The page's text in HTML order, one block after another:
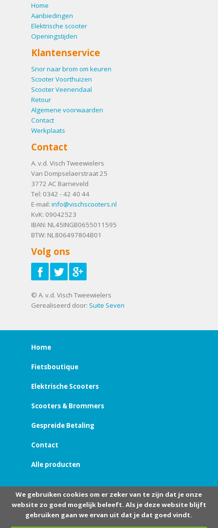
Home
Aanbiedingen
Elektrische scooter
Openingstijden
Klantenservice
Snor naar brom om keuren
Scooter Voorthuizen
Scooter Veenendaal
Retour
Algemene voorwaarden
Contact
Werkplaats
Contact
A. v.d. Visch Tweewielers
Van Dompselaerstraat 25
3772 AC Barneveld
Tel: 0342 - 42 40 44
E-mail: info@vischscooters.nl
KvK: 09042523
IBAN: NL45INGB0655011595
BTW: NL806497804B01
Volg ons
© A. v.d. Visch Tweewielers
Gerealiseerd door: Suite Seven
Home
Fietsboutique
Elektrische Scooters
Scooters & Brommers
Gespreide Betaling
Contact
Alle producten
We gebruiken cookies om er zeker van te zijn dat je onze
website zo goed mogelijk beleeft. Als je deze website blijft
gebruiken gaan we ervan uit dat je dat goed vindt.